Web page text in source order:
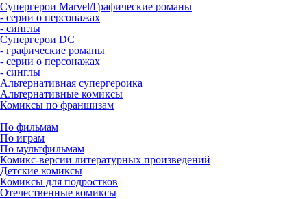
Супергерои Marvel/Графические романы
- серии о персонажах
- синглы
Супергерои DC
- графические романы
- серии о персонажах
- синглы
Альтернативная супергероика
Альтернативные комиксы
Комиксы по франшизам
По фильмам
По играм
По мультфильмам
Комикс-версии литературных произведений
Детские комиксы
Комиксы для подростков
Отечественные комиксы